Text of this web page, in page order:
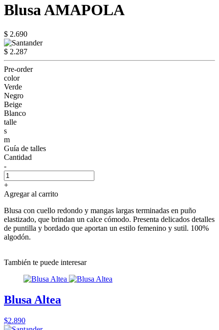
Blusa AMAPOLA
$ 2.690
$ 2.287
Pre-order
color
Verde
Negro
Beige
Blanco
talle
s
m
Guía de talles
Cantidad
-
+
Agregar al carrito
Blusa con cuello redondo y mangas largas terminadas en puño
elastizado, que brindan un calce cómodo. Presenta delicados detalles
de puntilla y bordado que aportan un estilo femenino y sutil. 100%
algodón.
También te puede interesar
Blusa Altea
$2.890